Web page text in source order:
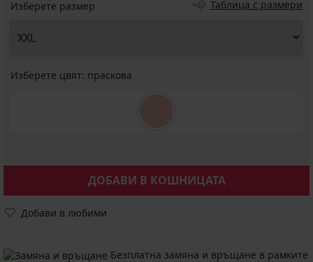
Изберете размер Таблица с размери
Изберете цвят: праскова
ДОБАВИ В КОШНИЦАТА
Добави в любими
Безплатна замяна и връщане в рамките